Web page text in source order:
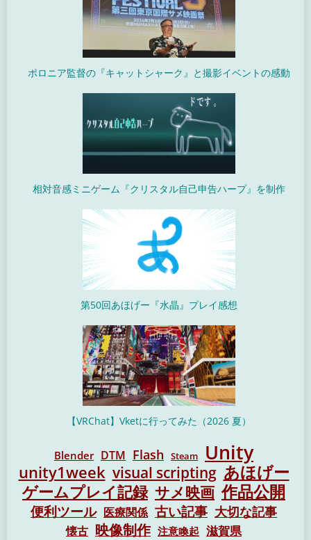
ポロニア監督の『キャットシャーク』と撮影イベントの感動
相対音感ミニゲーム『クリスタル自己申告ハープ』を制作
第50回あほげー『水晶』プレイ感想
【VRChat】Vketに行ってみた（2026 夏）
Blender DTM Flash Steam Unity
unity1week visual scripting あほげー
ゲームプレイ記録 サメ映画 作品公開
便利ツール 医療関係 古い記事 大切な記事
懐古 映像制作 注意喚起 滋賀県